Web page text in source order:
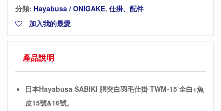
分類: Hayabusa / ONIGAKE, 仕掛、配件
加入我的最愛
產品說明
日本Hayabusa SABIKI 胴突白羽毛仕掛 TWM-15 全白+魚
皮15號&16號。